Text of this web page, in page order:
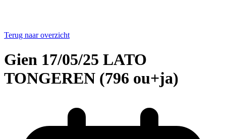
Terug naar overzicht
Gien 17/05/25 LATO
TONGEREN (796 ou+ja)